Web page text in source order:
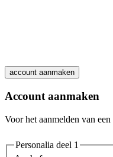
Account aanmaken
Voor het aanmelden van
Personalia deel 1